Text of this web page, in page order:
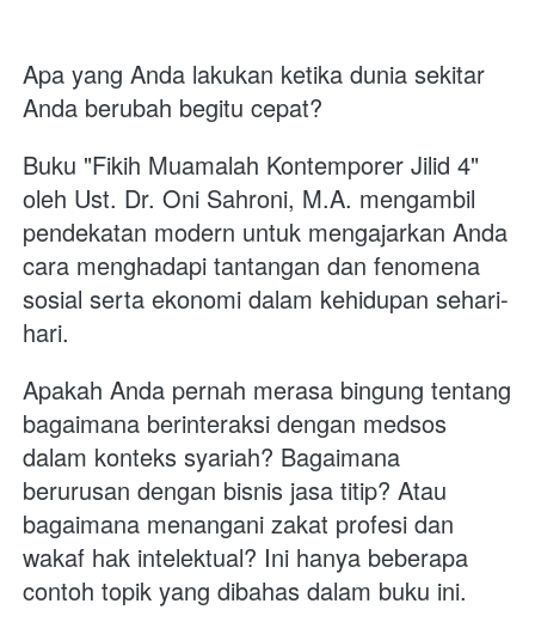
Apa yang Anda lakukan ketika dunia sekitar
Anda berubah begitu cepat?
Buku "Fikih Muamalah Kontemporer Jilid 4"
oleh Ust. Dr. Oni Sahroni, M.A. mengambil
pendekatan modern untuk mengajarkan Anda
cara menghadapi tantangan dan fenomena
sosial serta ekonomi dalam kehidupan sehari-
hari.
Apakah Anda pernah merasa bingung tentang
bagaimana berinteraksi dengan medsos
dalam konteks syariah? Bagaimana
berurusan dengan bisnis jasa titip? Atau
bagaimana menangani zakat profesi dan
wakaf hak intelektual? Ini hanya beberapa
contoh topik yang dibahas dalam buku ini.